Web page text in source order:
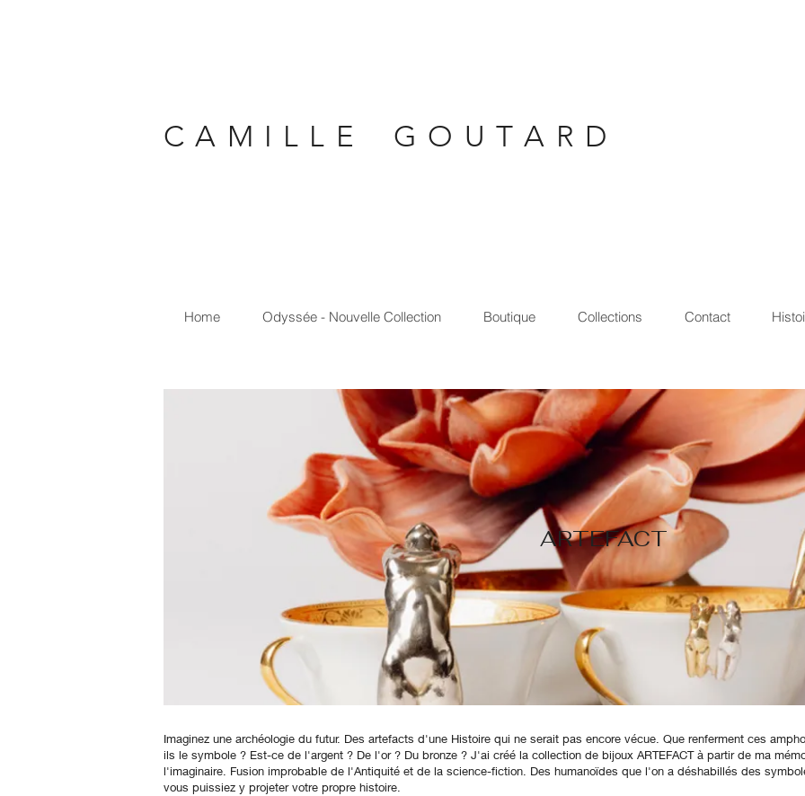
C A M I L L E G O U T A R D
Home Odyssée - Nouvelle Collection Boutique Collections Contact
ARTEFACT
Imaginez une archéologie du futur. Des artefacts d'une Histoire qui ne serait pas encore vécue. Que renferment ces
ils le symbole ? Est-ce de l'argent ? De l'or ? Du bronze ? J'ai créé la collection de bijoux ARTEFACT à partir de ma
l'imaginaire. Fusion improbable de l'Antiquité et de la science-fiction. Des humanoïdes que l'on a déshabillés des
vous puissiez y projeter votre propre histoire.